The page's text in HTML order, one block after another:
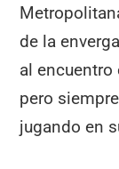
de la
al encuentro
pero
jugando en